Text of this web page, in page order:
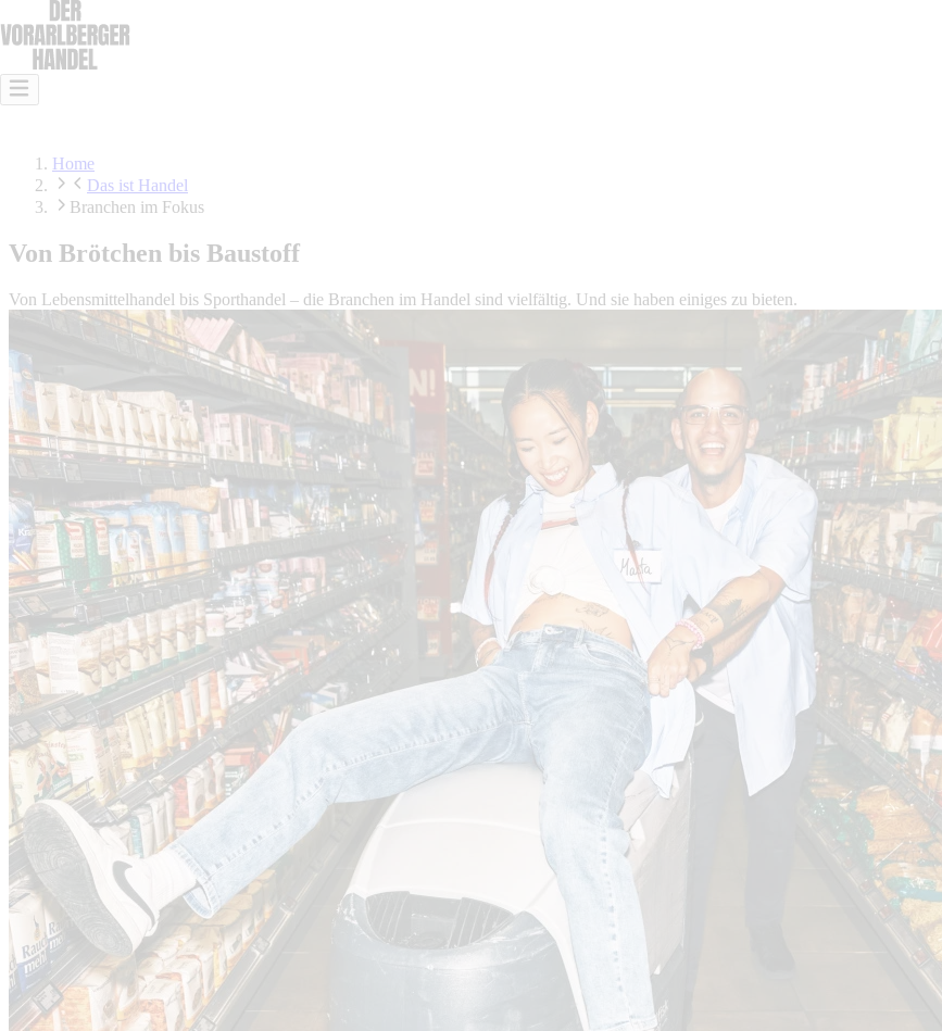
Das ist Handel
Offene Stellen
Home
Das ist Handel
Branchen im Fokus
Von Brötchen bis Baustoff
Von Lebensmittelhandel bis Sporthandel – die Branchen im Handel sind vielfältig. Und sie haben einiges zu bieten.